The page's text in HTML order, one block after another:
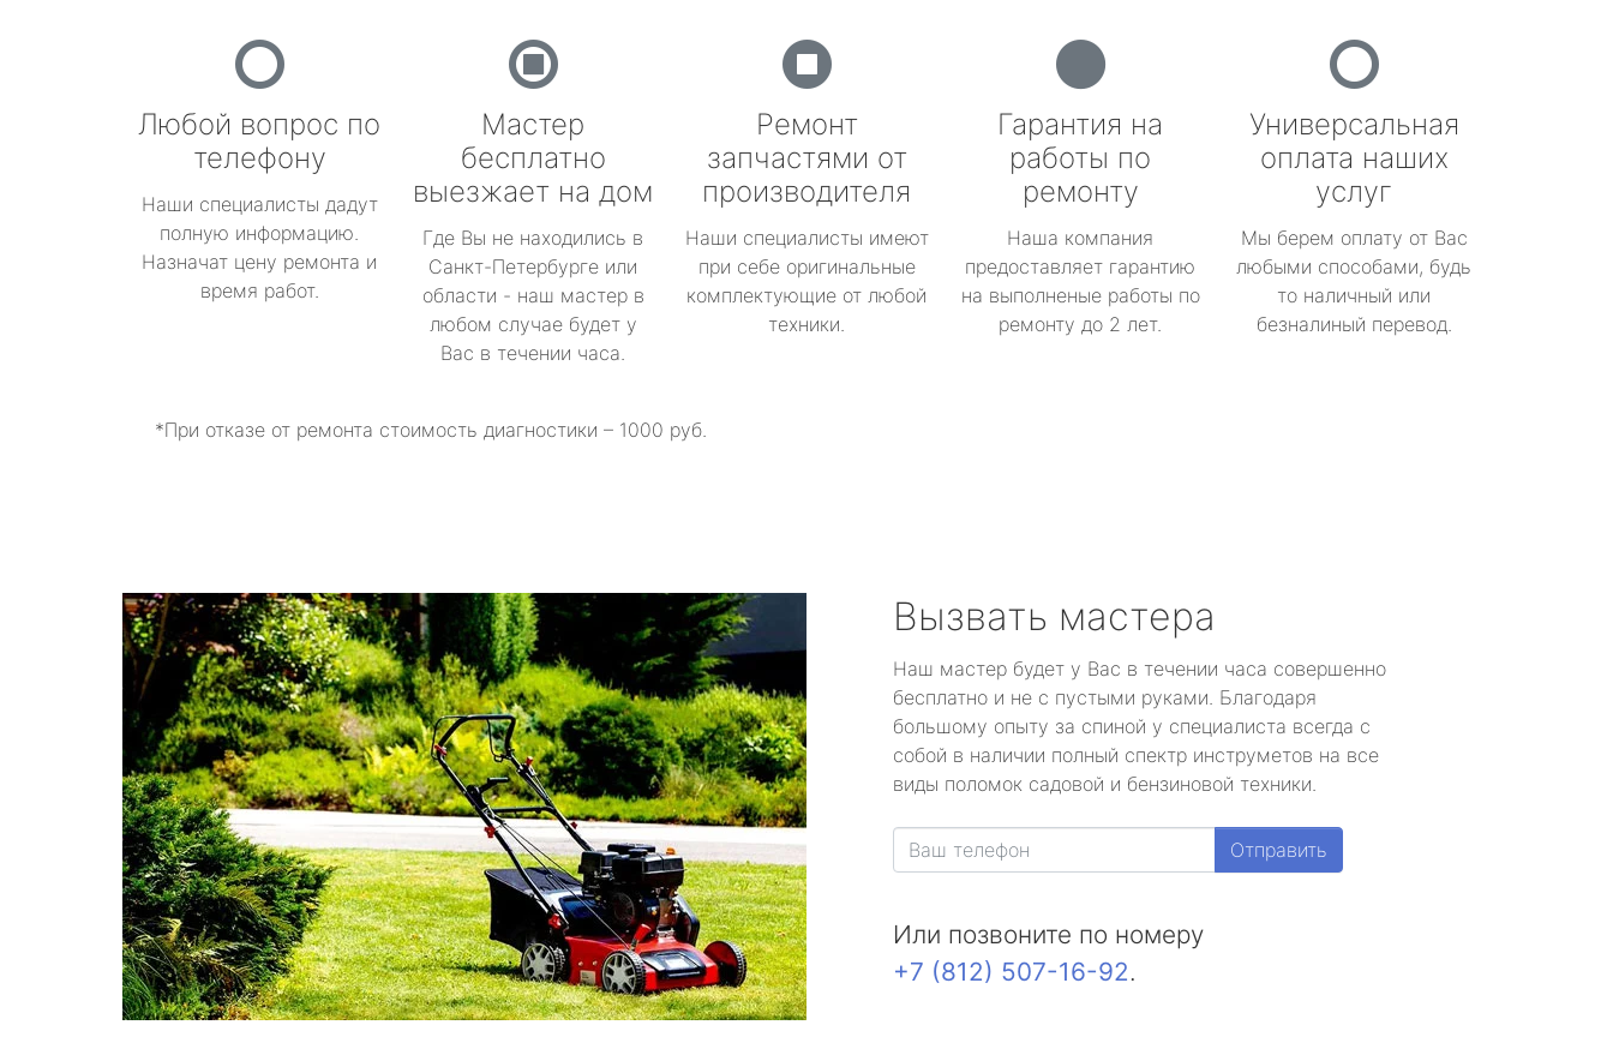
Любой вопрос по
телефону
Наши специалисты дадут
полную информацию.
Назначат цену ремонта и
время работ.
Мастер
бесплатно
выезжает на дом
Где Вы не находились в
Санкт-Петербурге или
области - наш мастер в
любом случае будет у
Вас в течении часа.
Ремонт
запчастями от
производителя
Наши специалисты имеют
при себе оригинальные
комплектующие от любой
техники.
Гарантия на
работы по
ремонту
Наша компания
предоставляет гарантию
на выполненые работы по
ремонту до 2 лет.
Универсальная
оплата наших
услуг
Мы берем оплату от Вас
любыми способами, будь
то наличный или
безналиный перевод.
*При отказе от ремонта стоимость диагностики – 1000 руб.
Вызвать мастера
Наш мастер будет у Вас в течении часа совершенно
бесплатно и не с пустыми руками. Благодаря
большому опыту за спиной у специалиста всегда с
собой в наличии полный спектр инструметов на все
виды поломок садовой и бензиновой техники.
Отправить
Или позвоните по номеру
+7 (812) 507-16-92.